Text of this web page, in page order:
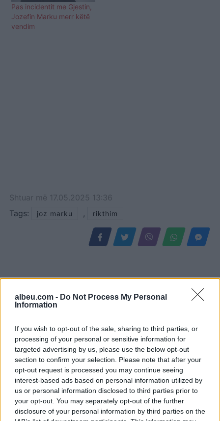
albeu.com - Do Not Process My Personal
Information
If you wish to opt-out of the sale, sharing to third parties, or
processing of your personal or sensitive information for
targeted advertising by us, please use the below opt-out
section to confirm your selection. Please note that after your
opt-out request is processed you may continue seeing
interest-based ads based on personal information utilized by
us or personal information disclosed to third parties prior to
your opt-out. You may separately opt-out of the further
disclosure of your personal information by third parties on the
Pas incidentit me Gjestin,
Jozefin Marku merr këtë
vendim
Shtuar më 17.05.2025 13:36
Tags:
joz marku , rikthim
Pas dy vitesh në kërkim
për dosjen e inceneratorit
të Tiranës, arrestohet
Renardo Nallbani në
Palasë
Përfundon pas 4 orësh
protesta kundër klasës
politike: “Nesër më
shumë!”